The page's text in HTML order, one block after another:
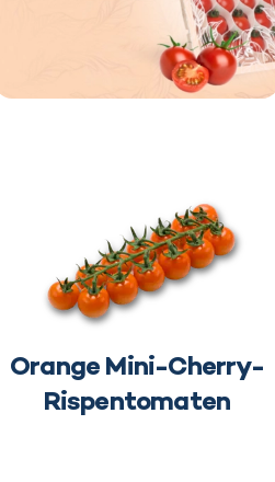
Orange Mini-Cherry-
Rispentomaten